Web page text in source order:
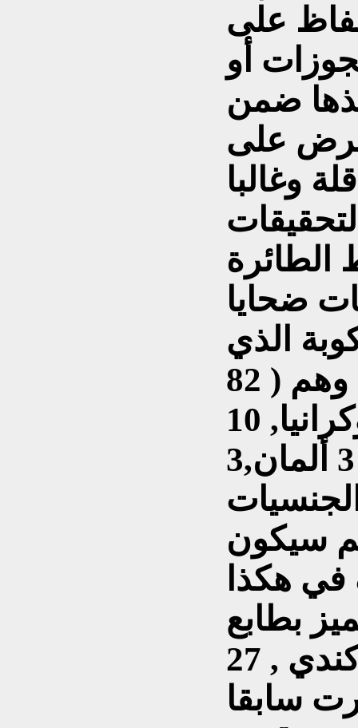
على
أو
ضمن
على
وغالبا
ضحايا
الذي
يبلغ عددهم 176 شخصا وهم ( 82
إيرانيا, 63 كنديا, 11 أوكرانيا, 10
سويديين, 4 أفغان, 3 ألمان,3
الجنسيات
سيكون
هكذا
بطابع
استبدادي يبقى عندنا ( 63 كندي , 27
سابقا